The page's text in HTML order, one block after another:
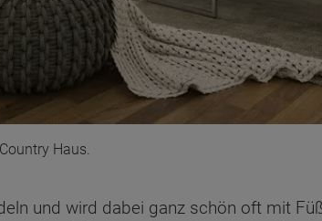
Haus.
und wird dabei ganz schön oft mit